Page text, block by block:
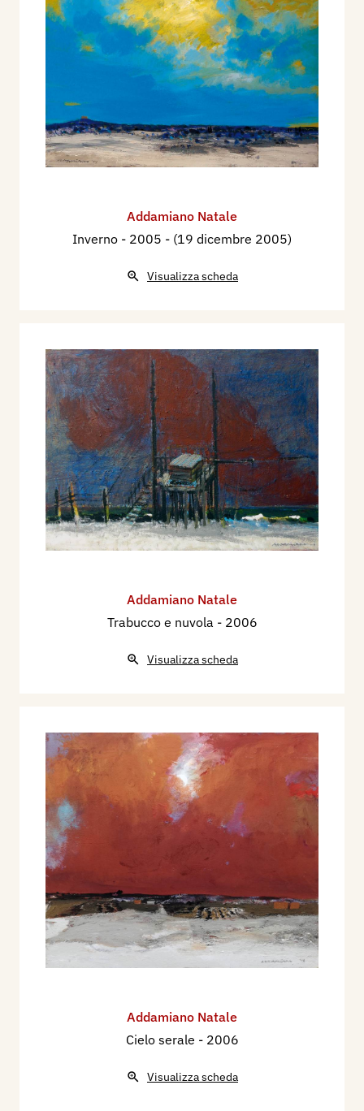
Addamiano Natale
Inverno - 2005 - (19 dicembre 2005)
Visualizza scheda
Addamiano Natale
Trabucco e nuvola - 2006
Visualizza scheda
Addamiano Natale
Cielo serale - 2006
Visualizza scheda